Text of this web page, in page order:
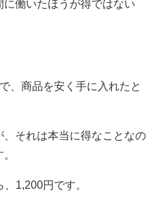
に働いたほうが得ではない
、商品を安く手に入れたと
それは本当に得なことなの
1,200円です。